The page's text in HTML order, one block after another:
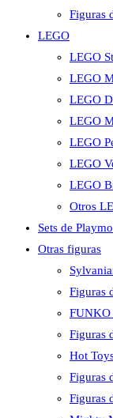
Figuras
LEGO
LEGO
LEGO
LEGO
LEGO
LEGO
LEGO
LEGO
Otros
Sets de
Otras figuras
Figuras
FUNKO
Figuras
Hot
Figuras
Figuras